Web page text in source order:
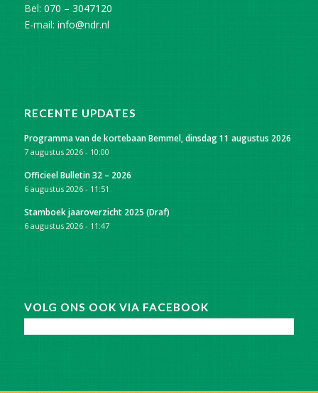
Bel: 070 – 3047120
E-mail: info@ndr.nl
RECENTE UPDATES
Programma van de kortebaan Bemmel, dinsdag 11 augustus 2026
7 augustus 2026 - 10:00
Officieel Bulletin 32 – 2026
6 augustus 2026 - 11:51
Stamboek jaaroverzicht 2025 (Draf)
6 augustus 2026 - 11:47
VOLG ONS OOK VIA FACEBOOK